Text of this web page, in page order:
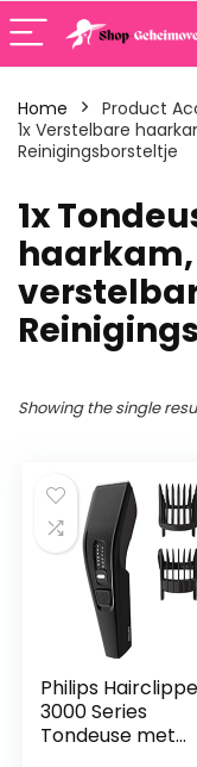
Home Product
1x Verstelbare
Reinigingsborsteltje
‎1x
haarkam,
Showing the single
Philips
3000 Series
Tondeuse met